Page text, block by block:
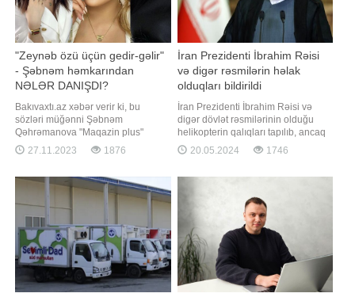
"Zeynəb özü üçün gedir-gəlir"
- Şəbnəm həmkarından
NƏLƏR DANIŞDI?
Bakıvaxtı.az xəbər verir ki, bu
sözləri müğənni Şəbnəm
Qəhrəmanova "Maqazin plus"
verilişində deyib. O, Türkan
Vəlizadə və Zeynəb Həsəni ilə olan
səbəbini də Zeynəbdə görüb.
"Zeynəb də bizimlə bərabərdir.
Amma Zeynəb özünə qapalı
adamdır. Arada çıxıb gedən adamdır
27.11.2023 1876
İran Prezidenti İbrahim Rəisi
və digər rəsmilərin həlak
olduqları bildirildi
İran Prezidenti İbrahim Rəisi və
digər dövlət rəsmilərinin olduğu
helikopterin qalıqları tapılıb, ancaq
qəzadan sağ çıxan olmayıb. Bu
barədə İran Qızıl Aypara
helikopter qalıqlarının tapıldığı
yerdə sağ qalmış sərnişin olmayıb"
20.05.2024 1746